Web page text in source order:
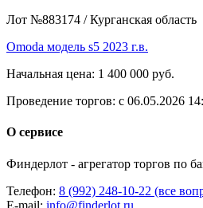
Лот №883174 / Курганская область
Omoda модель s5 2023 г.в.
Начальная цена: 1 400 000 руб.
Проведение торгов: с 06.05.2026
О сервисе
Финдерлот - агрегатор торгов по
Телефон: 8 (992) 248-10-22 (все
E-mail: info@finderlot.ru